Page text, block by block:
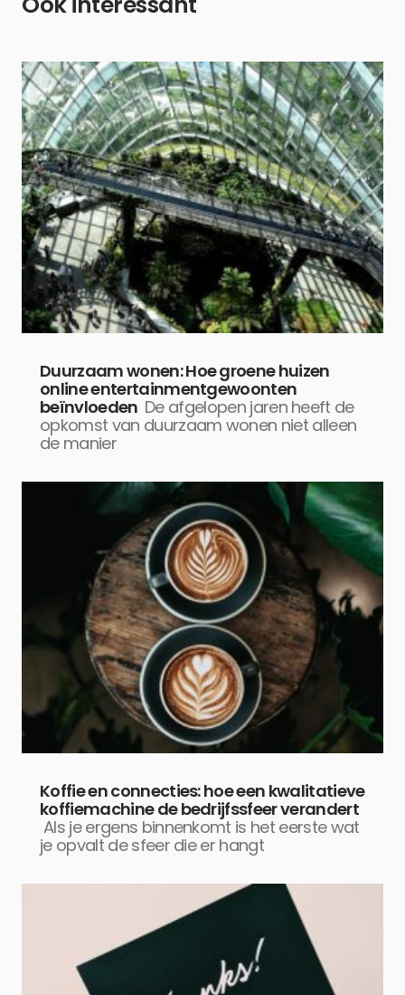
Duurzaam wonen: Hoe groene huizen
online entertainmentgewoonten
beïnvloeden De afgelopen jaren heeft de
opkomst van duurzaam wonen niet alleen
de manier
Koffie en connecties: hoe een kwalitatieve
koffiemachine de bedrijfssfeer verandert
Als je ergens binnenkomt is het eerste wat
je opvalt de sfeer die er hangt